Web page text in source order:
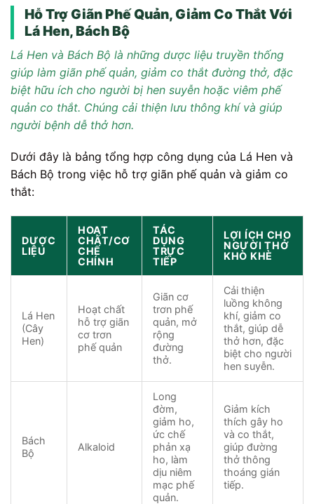
Hỗ Trợ Giãn Phế Quản, Giảm Co Thắt Với
Lá Hen, Bách Bộ
Lá Hen và Bách Bộ là những dược liệu truyền thống
giúp làm giãn phế quản, giảm co thắt đường thở, đặc
biệt hữu ích cho người bị hen suyễn hoặc viêm phế
quản co thắt. Chúng cải thiện lưu thông khí và giúp
người bệnh dễ thở hơn.
Dưới đây là bảng tổng hợp công dụng của Lá Hen và
Bách Bộ trong việc hỗ trợ giãn phế quản và giảm co
thắt:
DƯỢC
LIỆU
HOẠT
CHẤT/CƠ
CHẾ
CHÍNH
TÁC
DỤNG
TRỰC
TIẾP
LỢI ÍCH CHO
NGƯỜI THỞ
KHÒ KHÈ
Lá Hen
(Cây
Hen)
Hoạt chất
hỗ trợ giãn
cơ trơn
phế quản
Giãn cơ
trơn phế
quản, mở
rộng
đường
thở.
Cải thiện
luồng không
khí, giảm co
thắt, giúp dễ
thở hơn, đặc
biệt cho người
hen suyễn.
Bách
Bộ
Alkaloid
Long
đờm,
giảm ho,
ức chế
phản xạ
ho, làm
dịu niêm
mạc phế
quản.
Giảm kích
thích gây ho
và co thắt,
giúp đường
thở thông
thoáng gián
tiếp.